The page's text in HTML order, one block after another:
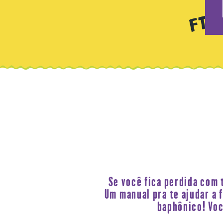
Se você fica perdida
Um manual pra te ajudar
baphônico!